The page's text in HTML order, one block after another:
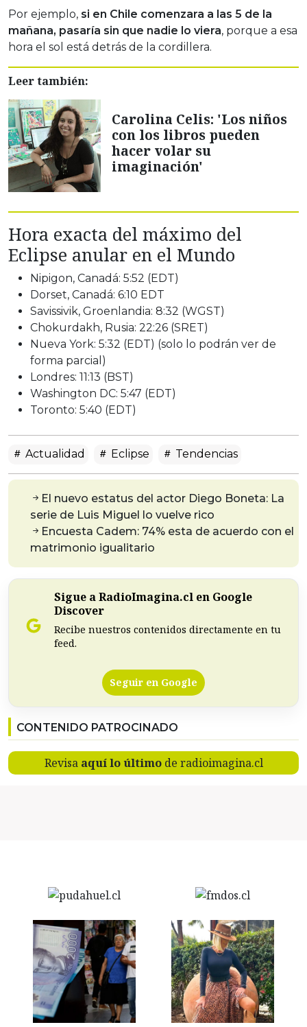
Por ejemplo, si en Chile comenzara a las 5 de la
mañana, pasaría sin que nadie lo viera, porque a esa
hora el sol está detrás de la cordillera.
Leer también:
Carolina Celis: 'Los niños
con los libros pueden
hacer volar su
imaginación'
Hora exacta del máximo del
Eclipse anular en el Mundo
Nipigon, Canadá: 5:52 (EDT)
Dorset, Canadá: 6:10 EDT
Savissivik, Groenlandia: 8:32 (WGST)
Chokurdakh, Rusia: 22:26 (SRET)
Nueva York: 5:32 (EDT) (solo lo podrán ver de
forma parcial)
Londres: 11:13 (BST)
Washington DC: 5:47 (EDT)
Toronto: 5:40 (EDT)
Actualidad Eclipse Tendencias
El nuevo estatus del actor Diego Boneta: La
serie de Luis Miguel lo vuelve rico
Encuesta Cadem: 74% esta de acuerdo con el
matrimonio igualitario
Sigue a RadioImagina.cl en Google
Discover
Recibe nuestros contenidos directamente en tu
feed.
Seguir en Google
CONTENIDO PATROCINADO
Revisa aquí lo últimode radioimagina.cl